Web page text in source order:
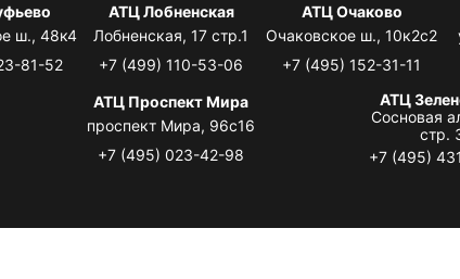
ш., 48к4
81-52
АТЦ Лобненская
Лобненская, 17 стр.1
+7 (499) 110-53-06
АТЦ Очаково
Очаковское ш., 10к2с2
+7 (495) 152-31-11
АТЦ Проспект Мира
проспект Мира, 96с16
+7 (495) 023-42-98
АТЦ
Сосновая
стр.
+7 (495)